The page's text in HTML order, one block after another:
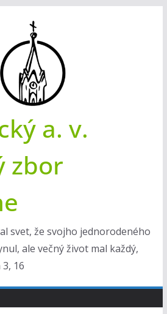
a. v.
zbor
svet, že svojho jednorodeného
ale večný život mal každý,
16